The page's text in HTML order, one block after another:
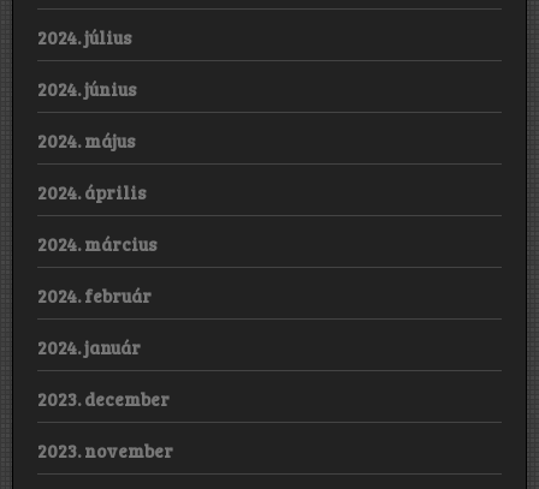
2024. július
2024. június
2024. május
2024. április
2024. március
2024. február
2024. január
2023. december
2023. november